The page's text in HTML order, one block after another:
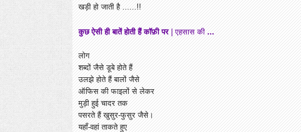
खड़ी हो जाती है ......!!
कुछ ऐसी ही बातें होती हैं कॉफ़ी पर| एहसास की...
लोग
शब्दों जैसे डूबे होते हैं
उलझे होते हैं बालों जैसे
ऑफिस की फाइलों से लेकर
मुड़ी हुई चादर तक
पसरते हैं खुसुर-फुसुर जैसे।
यहाँ-वहां ताकते हुए